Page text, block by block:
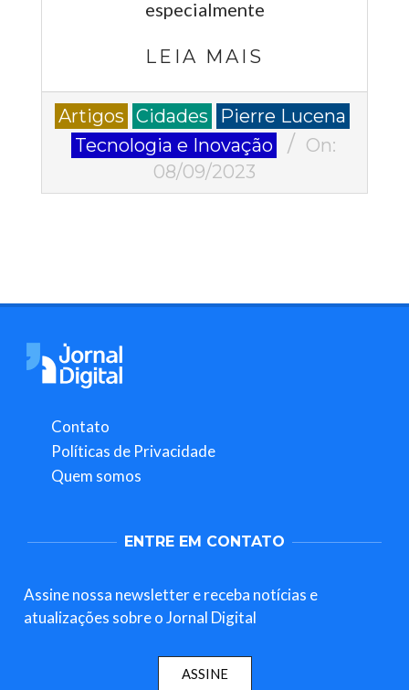
especialmente
LEIA MAIS
2023-
09-
Artigos Cidades
Pierre Lucena
Tecnologia e Inovação
On:
08/09/2023
Contato
Políticas de Privacidade
Quem somos
ENTRE EM CONTATO
Assine nossa newsletter e receba notícias e
atualizações sobre o Jornal Digital
ASSINE